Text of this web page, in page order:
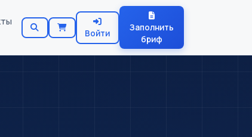
Войти
Заполнить
бриф